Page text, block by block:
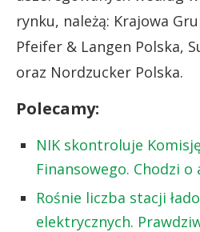
rynku, należą: Krajowa
Pfeifer & Langen Polska,
oraz Nordzucker Polska.
Polecamy:
NIK skontroluje
Finansowego. Chodzi o
Rośnie liczba stacji
elektrycznych.